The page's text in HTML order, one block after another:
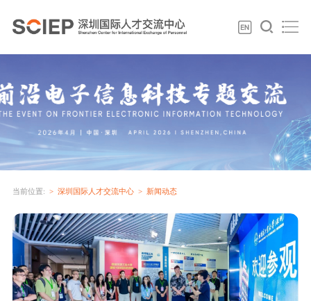
当前位置: 深圳国际人才交流中心 新闻动态